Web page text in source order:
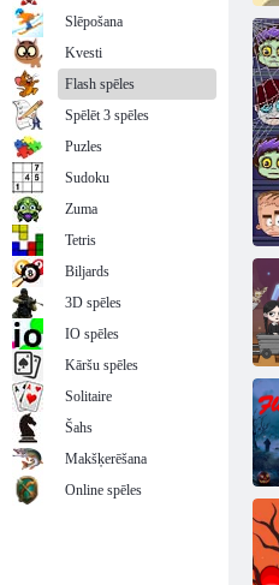
Slēpošana
Kvesti
Flash spēles
Spēlēt 3 spēles
Puzles
Sudoku
Zuma
Tetris
Biljards
3D spēles
IO spēles
Kāršu spēles
Solitaire
Šahs
Makšķerēšana
Online spēles